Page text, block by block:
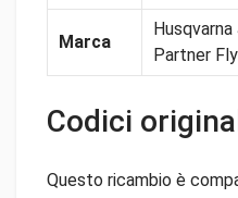
Marca
Partner
Codici
Questo ricambio è